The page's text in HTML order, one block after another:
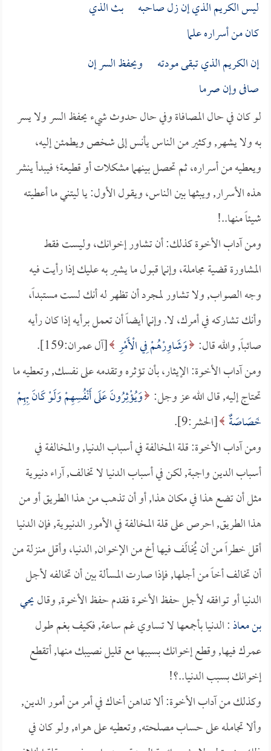
ليس الكريم الذي إن زل صاحبه بث الذي
كان من أسراره علما
إن الكريم الذي تبقى مودته ويحفظ السر إن
صافى وإن صرما
لو كان في حال المصافاة وفي حال حدوث شيء يحفظ السر ولا يسر
به ولا يشهر, وكثير من الناس يأنس إلى شخص ويطمئن إليه،
ويعطيه من أسراره، ثم تحصل بينهما مشكلات أو قطيعة؛ فيبدأ ينشر
هذه الأسرار, ويبثها بين الناس، ويقول الأول: يا ليتني ما أعطيته
شيئاً منها..!
ومن آداب الأخوة كذلك: أن تشاور إخوانك، وليست فقط
المشاورة قضية مجاملة، وإنما قبول ما يشير به عليك إذا رأيت فيه
وجه الصواب, ولا تشاور لمجرد أن تظهر له أنك لست مستبداً،
وأنك تشاركه في أمرك، لا. وإنما أيضاً أن تعمل برأيه إذا كان رأيه
صائباً, والله قال: وَشَاوِرْهُمْ فِي الْأَمْرِ [آل عمران:159].
ومن آداب الأخوة: الإيثار، بأن تؤثره وتقدمه على نفسك, وتعطيه ما
تحتاج إليه, قال الله عز وجل: وَيُؤْثِرُونَ عَلَى أَنْفُسِهِمْ وَلَوْ كَانَ بِهِمْ
خَصَاصَةٌ [الحشر:9].
ومن آداب الأخوة: قلة المخالفة في أسباب الدنيا, والمخالفة في
أسباب الدين واجبة, لكن في أسباب الدنيا لا تخالف, آراء دنيوية
مثل أن تضع هذا في مكان هذا, أو أن تذهب من هذا الطريق أو من
هذا الطريق, احرص على قلة المخالفة في الأمور الدنيوية, فإن الدنيا
أقل خطراً من أن يُخالَف فيها أخ من الإخوان, الدنيا، وأقل منزلة من
أن تخالف أخاً من أجلها, فإذا صارت المسألة بين أن تخالفه لأجل
الدنيا أو توافقه لأجل حفظ الأخوة فقدم حفظ الأخوة, وقاليحي
بن معاذ: الدنيا بأجمعها لا تساوي غم ساعة, فكيف بغم طول
عمرك فيها, وقطع إخوانك بسببها مع قليل نصيبك منها, أتقطع
إخوانك بسبب الدنيا..؟!
وكذلك من آداب الأخوة: ألا تداهن أخاك في أمر من أمور الدين,
وألا تجامله على حساب مصلحته, وتعطيه على هواه, ولو كان في